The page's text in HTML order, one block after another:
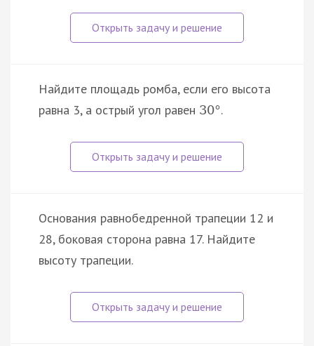
Найдите площадь ромба, если его высота
равна 3, а острый угол равен 30°.
Основания равнобедренной трапеции 12 и
28, боковая сторона равна 17. Найдите
высоту трапеции.